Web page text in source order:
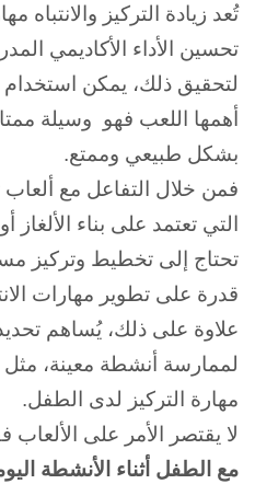
تُعد زيادة التركيز
تحسين الأداء الأكاديمي
لتحقيق ذلك، يمكن استخدام
أهمها اللعب فهو وسيلة
بشكل طبيعي وممتع.
فمن خلال التفاعل مع ألعاب
التي تعتمد على بناء الألغاز
تحتاج إلى تخطيط وتركيز
قدرة على تطوير مهارات
علاوة على ذلك، يُساهم
لممارسة أنشطة معينة، مثل
مهارة التركيز لدى الطفل.
لا يقتصر الأمر على
مع الطفل أثناء الأنشطة